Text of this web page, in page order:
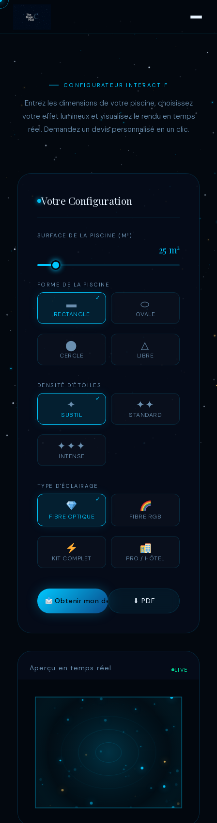
CONFIGURATEUR INTERACTIF
Entrez les dimensions de votre piscine, choisissez
votre effet lumineux et visualisez le rendu en temps
réel. Demandez un devis personnalisé en un clic.
Votre Configuration
SURFACE DE LA PISCINE (M²)
25 m²
FORME DE LA PISCINE
▬
RECTANGLE
⬭
OVALE
⬤
CERCLE
△
LIBRE
DENSITÉ D'ÉTOILES
✦
SUBTIL
✦✦
STANDARD
✦✦✦
INTENSE
TYPE D'ÉCLAIRAGE
FIBRE OPTIQUE FIBRE RGB
KIT COMPLET PRO / HÔTEL
Obtenir mon devis ⬇ PDF
Aperçu en temps réel LIVE